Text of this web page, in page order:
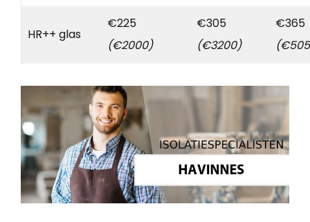
HR++ glas
€225
(€2000)
€305
(€3200)
€365